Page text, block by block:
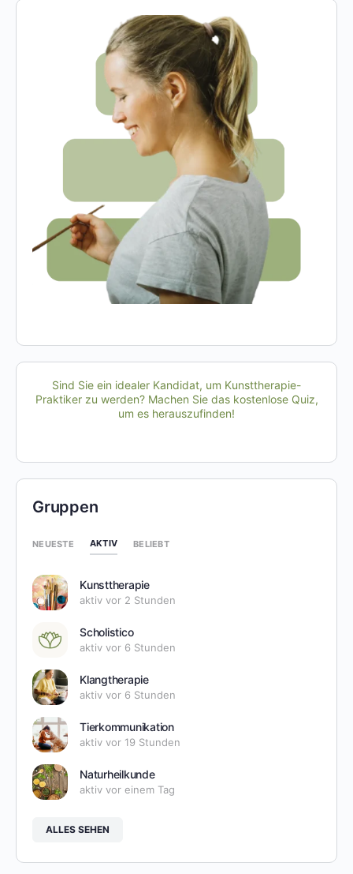
Sind Sie ein idealer Kandidat, um Kunsttherapie-
Praktiker zu werden? Machen Sie das kostenlose Quiz,
um es herauszufinden!
Gruppen
NEUESTE AKTIV BELIEBT
Kunsttherapie
aktiv vor 2 Stunden
Scholistico
aktiv vor 6 Stunden
Klangtherapie
aktiv vor 6 Stunden
Tierkommunikation
aktiv vor 19 Stunden
Naturheilkunde
aktiv vor einem Tag
ALLES SEHEN